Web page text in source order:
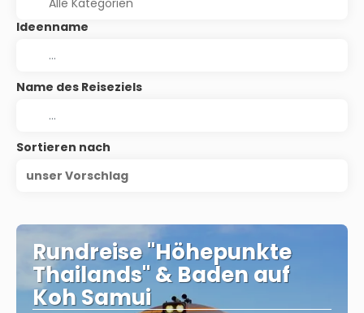
Ideenname
Name des Reiseziels
Sortieren nach
unser Vorschlag
Rundreise "Höhepunkte
Thailands" & Baden auf
Koh Samui